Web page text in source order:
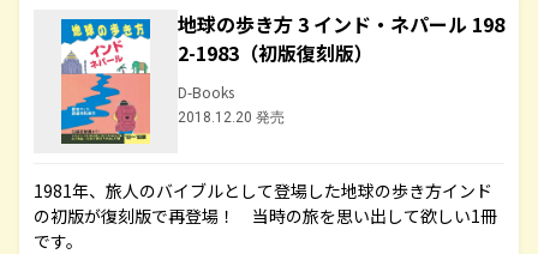
地球の歩き方 3 インド・ネパール 198
2-1983（初版復刻版）
D-Books
2018.12.20 発売
1981年、旅人のバイブルとして登場した地球の歩き方インド
の初版が復刻版で再登場！ 当時の旅を思い出して欲しい1冊
です。